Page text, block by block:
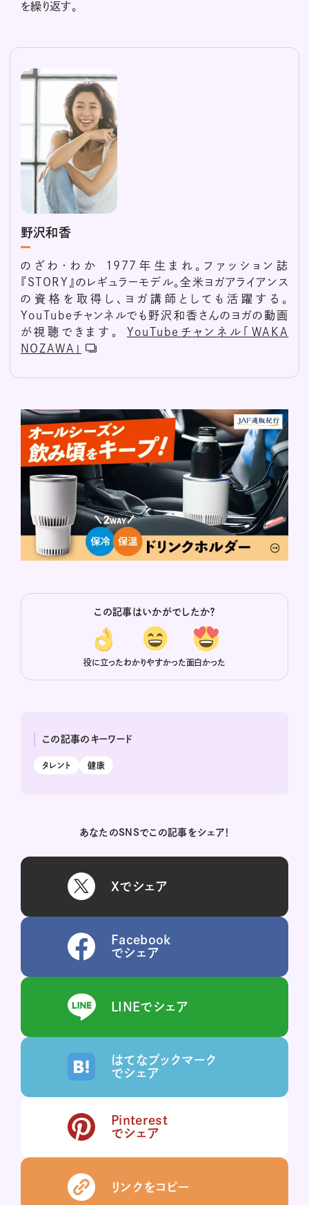
を繰り返す。
野沢和香
のざわ・わか 1977年生まれ。ファッション誌
『STORY』のレギュラーモデル。全米ヨガアライアンス
の資格を取得し、ヨガ講師としても活躍する。
YouTubeチャンネルでも野沢和香さんのヨガの動画
が視聴できます。 YouTubeチャンネル「WAKA
NOZAWA」
この記事はいかがでしたか？
役に立ったわかりやすかった面白かった
この記事のキーワード
タレント 健康
あなたのSNSでこの記事をシェア！
Xでシェア
Facebook
でシェア
LINEでシェア
はてなブックマーク
でシェア
Pinterest
でシェア
リンクをコピー